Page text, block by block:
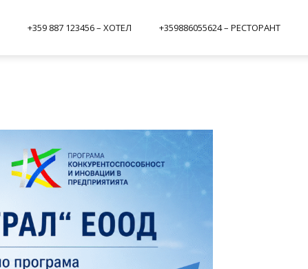
+359 887 123456 – ХОТЕЛ +359886055624 – РЕСТОРАНТ